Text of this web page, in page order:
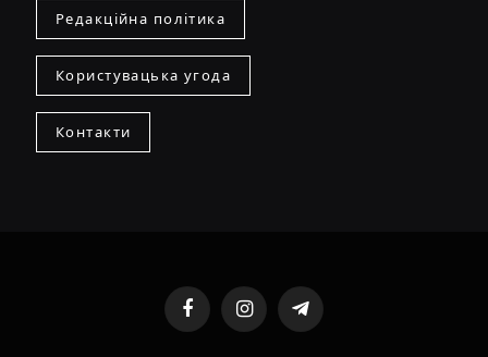
Редакційна політика
Користувацька угода
Контакти
FacebookInstagramTelegram